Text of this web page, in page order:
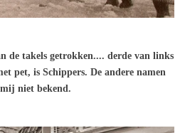
de takels getrokken.... derde van links
pet, is Schippers. De andere namen
niet bekend.